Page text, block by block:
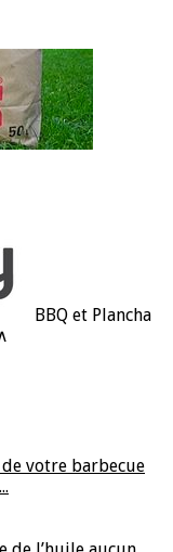
BBQ et Plancha
votre barbecue